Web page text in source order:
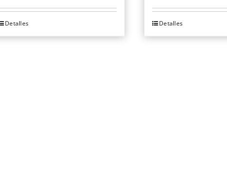
Detalles Detalles